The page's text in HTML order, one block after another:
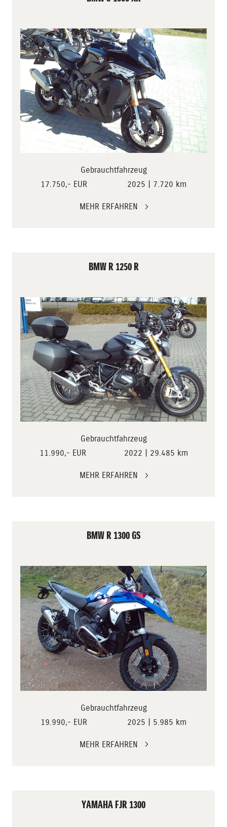
Gebrauchtfahrzeug
17.750,- EUR
2025 | 7.720 km
MEHR ERFAHREN
BMW R 1250 R
Gebrauchtfahrzeug
11.990,- EUR
2022 | 29.485 km
MEHR ERFAHREN
BMW R 1300 GS
Gebrauchtfahrzeug
19.990,- EUR
2025 | 5.985 km
MEHR ERFAHREN
YAMAHA FJR 1300